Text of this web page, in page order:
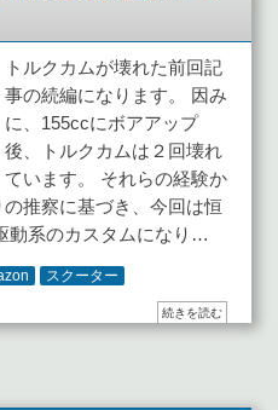
トルクカムが壊れた前回記
事の続編になります。 因み
に、155ccにボアアップ
後、トルクカムは２回壊れ
ています。 それらの経験か
推察に基づき、今回は恒
動系のカスタムになり…
スクーター
続きを読む